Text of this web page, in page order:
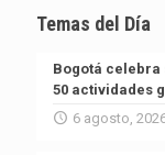
Temas del Día
Bogotá celebra
50 actividades
6 agosto,